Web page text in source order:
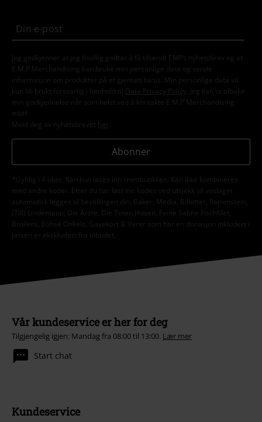
Jeg godkjenner at jeg frivillig godtar å få tilsendt EMPs nyhetsbrev og at
E.M.P Merchandising kan bruke min personlige data og sende
informasjon om produkter på et gjentatt basis. Min personlige data vil
kun bli brukt forsvarlig i henhold til
Data Privacy Policy
. Jeg kan ta tilbake
min godkjennelse når som helst ved å kontakte E.M.P Merchandising
mbH
Meld deg av nyhetsbrevet her
Abonner
*Gyldig i 4 uker. Kan kun løses inn i nettbutikken. Kan ikke kombineres
med andre koder. Etter du har løst inn koden ved utsjekk vil avslaget
automatisk legges til bestillingen din. Bøker, Media, Billetter, Rammstein,
(Till) Lindemann, Die Ärzte, Die Toten Hosen, Feine Sahne Fischfilet,
Broilers, Böhse Onkelz, Gavekort & Varer som har en donasjon inkludert i
prisen er ekskludert fra tilbudet.
Vår kundeservice er her for deg
Tilgjengelig igjen: Mandag fra 08:00 til 13:00. Lær mer
Start chat
Kundeservice